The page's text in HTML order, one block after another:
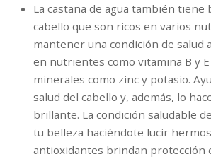
La castaña de agua también tiene
cabello que son ricos en varios
mantener una condición de salud
en nutrientes como vitamina B y
minerales como zinc y potasio.
salud del cabello y, además, lo
brillante. La condición saludable
tu belleza haciéndote lucir
antioxidantes brindan protección